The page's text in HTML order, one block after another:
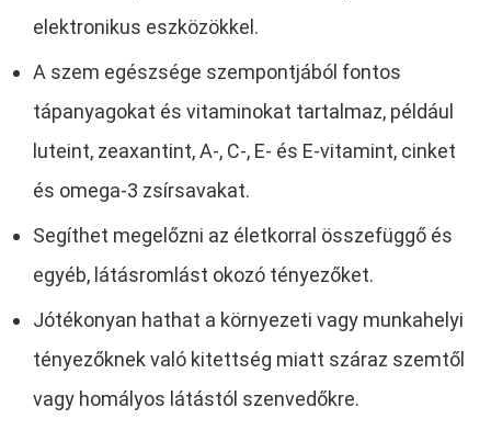
elektronikus eszközökkel.
A szem egészsége szempontjából fontos
tápanyagokat és vitaminokat tartalmaz, például
luteint, zeaxantint, A-, C-, E- és E-vitamint, cinket
és omega-3 zsírsavakat.
Segíthet megelőzni az életkorral összefüggő és
egyéb, látásromlást okozó tényezőket.
Jótékonyan hathat a környezeti vagy munkahelyi
tényezőknek való kitettség miatt száraz szemtől
vagy homályos látástól szenvedőkre.